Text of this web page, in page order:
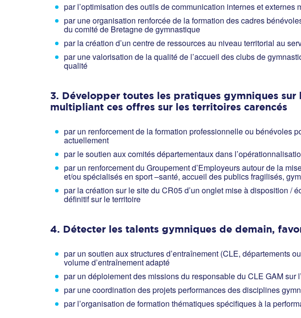
par l’optimisation des outils de communication internes et
par une organisation renforcée de la formation des cadres
du comité de Bretagne de gymnastique
par la création d’un centre de ressources au niveau territorial au
par une valorisation de la qualité de l’accueil des clubs de
qualité
3. Développer toutes les pratiques gymniques
multipliant ces offres sur les territoires carencés
par un renforcement de la formation professionnelle ou bénévoles
actuellement
par le soutien aux comités départementaux dans
par un renforcement du Groupement d’Employeurs autour de la
et/ou spécialisés en sport –santé, accueil des publics fragilisés,
par la création sur le site du CR05 d’un onglet mise à disposition /
définitif sur le territoire
4. Détecter les talents gymniques de demain,
par un soutien aux structures d’entraînement (CLE, départements
volume d’entraînement adapté
par un déploiement des missions du responsable du CLE GAM sur
par une coordination des projets performances des disciplines
par l’organisation de formation thématiques spécifiques à la